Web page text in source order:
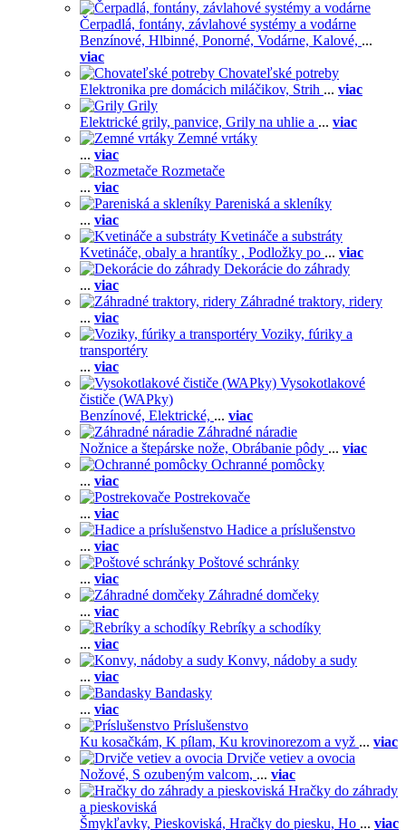
Čerpadlá, fontány, závlahové systémy a vodárne
Benzínové, Hlbinné, Ponorné, Vodárne, Kalové, ...
viac
Chovateľské potreby
Elektronika pre domácich miláčikov, Strih ... viac
Grily
Elektrické grily, panvice, Grily na uhlie a ... viac
Zemné vrtáky
... viac
Rozmetače
... viac
Pareniská a skleníky
... viac
Kvetináče a substráty
Kvetináče, obaly a hrantíky , Podložky po ... viac
Dekorácie do záhrady
... viac
Záhradné traktory, ridery
... viac
Voziky, fúriky a
transportéry
... viac
Vysokotlakové
čističe (WAPky)
Benzínové, Elektrické, ... viac
Záhradné náradie
Nožnice a štepárske nože, Obrábanie pôdy ... viac
Ochranné pomôcky
... viac
Postrekovače
... viac
Hadice a príslušenstvo
... viac
Poštové schránky
... viac
Záhradné domčeky
... viac
Rebríky a schodíky
... viac
Konvy, nádoby a sudy
... viac
Bandasky
... viac
Príslušenstvo
Ku kosačkám, K pílam, Ku krovinorezom a vyž ... viac
Drviče vetiev a ovocia
Nožové, S ozubeným valcom, ... viac
Hračky do záhrady
a pieskoviská
Šmykľavky, Pieskoviská, Hračky do piesku, Ho ... viac